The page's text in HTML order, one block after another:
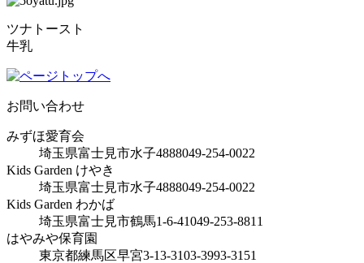
ツナトースト
牛乳
お問い合わせ
みずほ愛育会
埼玉県富士見市水子4888049-254-0022
Kids Garden けやき
埼玉県富士見市水子4888049-254-0022
Kids Garden わかば
埼玉県富士見市鶴馬1-6-41049-253-8811
はやみや保育園
東京都練馬区早宮3-13-3103-3993-3151